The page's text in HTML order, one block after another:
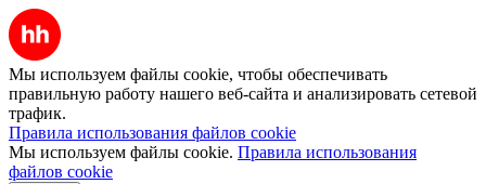
Мы используем файлы cookie, чтобы обеспечивать
правильную работу нашего веб-сайта и анализировать сетевой
трафик.
Правила использования файлов cookie
Мы используем файлы cookie. Правила использования
файлов cookie